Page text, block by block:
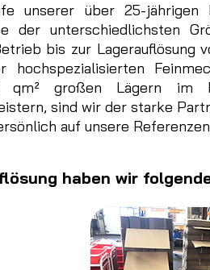
unserer über 25-
der unterschiedlichsten
bis zur Lagerauflösung
hochspezialisierten
qm² großen Lägern im
sind wir der starke
auf unsere
haben wir